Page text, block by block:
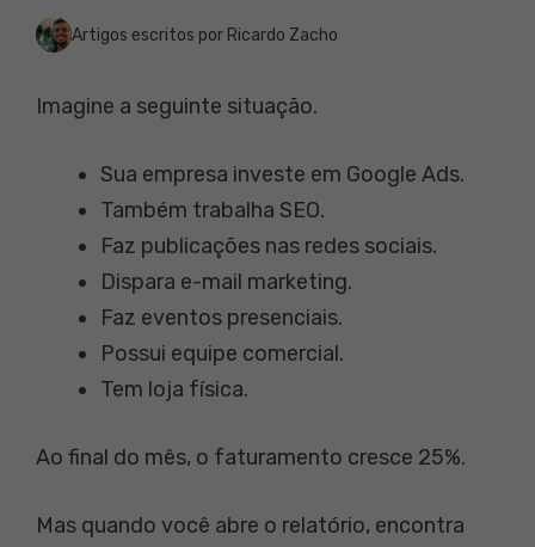
Artigos escritos por Ricardo Zacho
Imagine a seguinte situação.
Sua empresa investe em Google Ads.
Também trabalha SEO.
Faz publicações nas redes sociais.
Dispara e-mail marketing.
Faz eventos presenciais.
Possui equipe comercial.
Tem loja física.
Ao final do mês, o faturamento cresce 25%.
Mas quando você abre o relatório, encontra